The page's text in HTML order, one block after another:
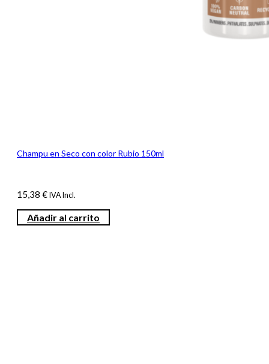
Champu en Seco con color Rubio 150ml
15,38 € IVA Incl.
Añadir al carrito